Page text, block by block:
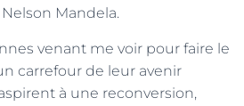
Mandela.
venant me voir pour faire le
carrefour de leur avenir
à une reconversion,